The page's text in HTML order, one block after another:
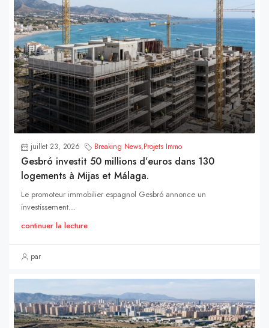
juillet 23, 2026 Breaking News,Projets Immo
Gesbró investit 50 millions d’euros dans 130
logements à Mijas et Málaga.
Le promoteur immobilier espagnol Gesbró annonce un
investissement...
continuer la lecture
par